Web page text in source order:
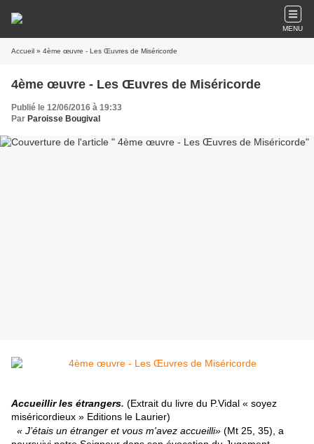
MENU
Accueil » 4ème œuvre - Les Œuvres de Miséricorde
4ème œuvre - Les Œuvres de Miséricorde
Publié le 12/06/2016 à 19:33
Par Paroisse Bougival
Accueillir les étrangers. (Extrait du livre du P.Vidal « soyez
miséricordieux » Editions le Laurier)
« J’étais un étranger et vous m'avez accueilli» (Mt 25, 35), a